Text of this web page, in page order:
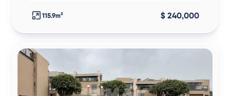
115.9m² $ 240,000